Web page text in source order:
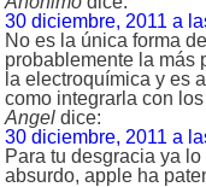
30 diciembre, 2011 a
No es la única forma
probablemente la más
la electroquímica y es
como integrarla con
Angel dice:
30 diciembre, 2011 a
Para tu desgracia ya
absurdo, apple ha